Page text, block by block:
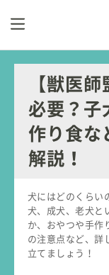
【獣医
必要？子
作り食な
解説！
犬にはどのくらい
犬、成犬、老犬と
か、おやつや手作
の注意点など、詳
立てましょう！